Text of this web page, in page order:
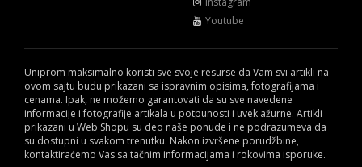
Youtube
Uniprom maksimalno koristi sve svoje resurse da Vam svi artikli na
ovom sajtu budu prikazani sa ispravnim opisima, fotografijama i
cenama. Ipak, ne možemo garantovati da su sve navedene
informacije i fotografije artikala u potpunosti i uvek ažurne. Artikli
prikazani u Web Shopu su deo naše ponude i ne podrazumeva da
su dostupni u svakom trenutku. Nakon izvršene porudžbine,
kontaktiraćemo Vas sa tačnim informacijama i rokovima isporuke.